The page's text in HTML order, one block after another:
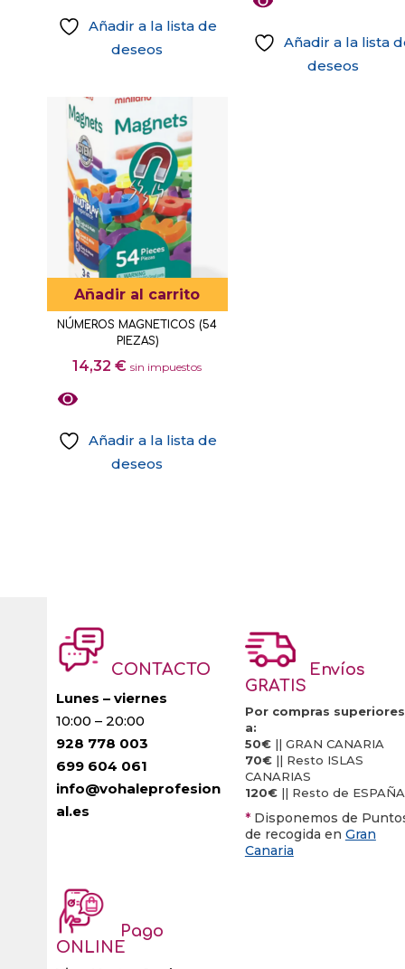
Añadir a la lista de
deseos
Añadir a la lista
deseos
Añadir al carrito
NÚMEROS MAGNETICOS (54
PIEZAS)
14,32€ sin impuestos
Añadir a la lista de
deseos
CONTACTO
Lunes – viernes
10:00 – 20:00
928 778 003
699 604 061
info@vohaleprofesion
al.es
Envíos
GRATIS
Por compras superiores
a:
50€|| GRAN CANARIA
70€|| Resto ISLAS
CANARIAS
120€|| Resto de ESPAÑA
* Disponemos de
de recogida en Gran
Canaria
Pago
ONLINE